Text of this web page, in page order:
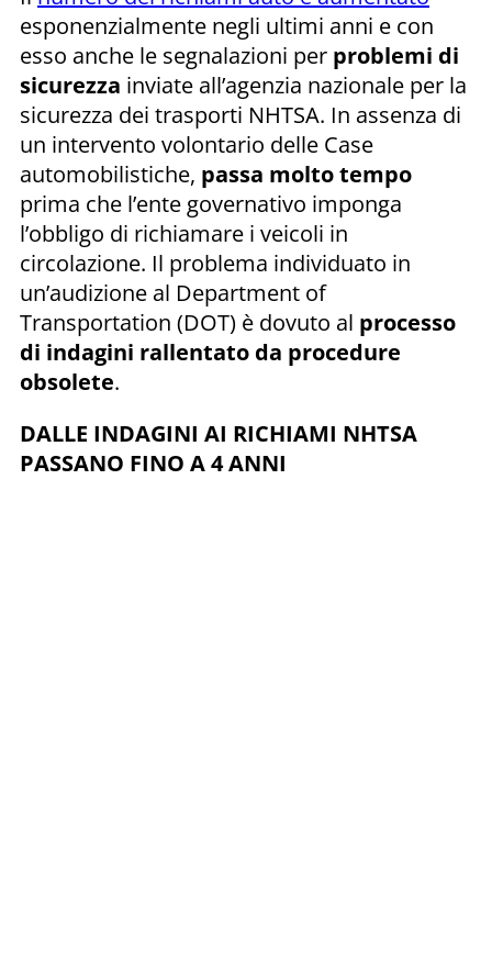
esponenzialmente negli ultimi anni e con
esso anche le segnalazioni per problemi di
sicurezza inviate all’agenzia nazionale per la
sicurezza dei trasporti NHTSA. In assenza di
un intervento volontario delle Case
automobilistiche, passa molto tempo
prima che l’ente governativo imponga
l’obbligo di richiamare i veicoli in
circolazione. Il problema individuato in
un’audizione al Department of
Transportation (DOT) è dovuto al processo
di indagini rallentato da procedure
obsolete.
DALLE INDAGINI AI RICHIAMI NHTSA
PASSANO FINO A 4 ANNI